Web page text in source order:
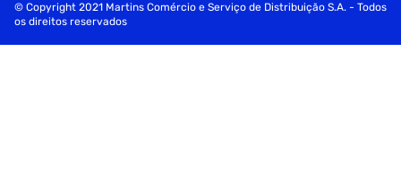
Tipo
© Copyright 2021 Martins Comércio e Serviço de Distribuição S.A. - Todos
os direitos reservados